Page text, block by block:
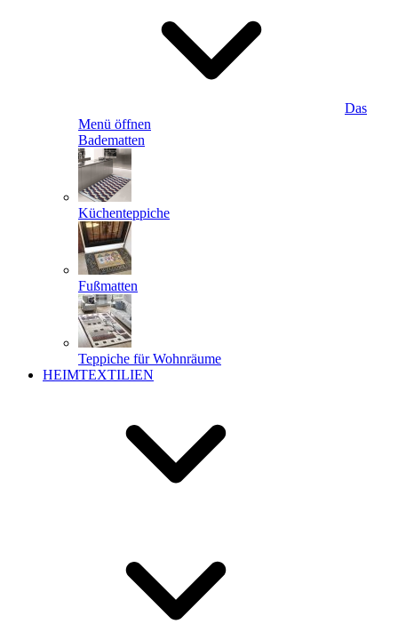
Das
Menü öffnen
Badematten
Küchenteppiche
Fußmatten
Teppiche für Wohnräume
HEIMTEXTILIEN